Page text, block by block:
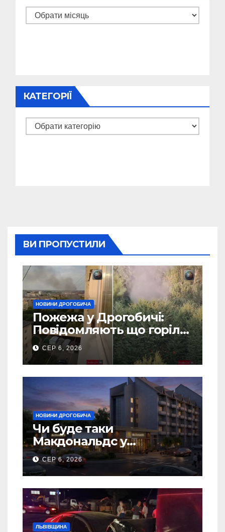
Архіви
КАТЕГОРІЇ
Категорії
ВИ ПРОПУСТИЛИ
НОВИНИ ДРОГОБИЧА
Пожежа у Дрогобичі:
Повідомляють що горіло
5 гаражів (Відео)
СЕР 6, 2026
НОВИНИ ДРОГОБИЧА
Чи буде таки
Макдональдс у
Дрогобичі? (Фото)
СЕР 6, 2026
ЛЬВІВЩИНА